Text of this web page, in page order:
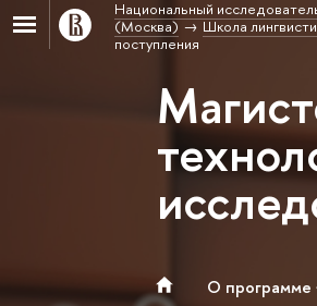
Национальный
(Москва)
Школа
поступления
О программе